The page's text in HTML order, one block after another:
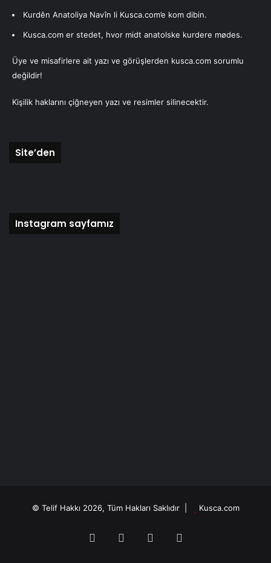
Recep Arabacı
Kurdên Anatoliya Navîn li Kusca.com’e kom dibin.
Kusca.com er stedet, hvor midt anatolske kurdere mødes.
Üye ve misafirlere ait yazı ve görüşlerden kusca.com sorumlu
değildir!
Kişilik haklarını çiğneyen yazı ve resimler silinecektir.
Site’den
Instagram sayfamız
© Telif Hakkı 2026, Tüm Hakları Saklıdır | Kusca.com
Facebook YouTube